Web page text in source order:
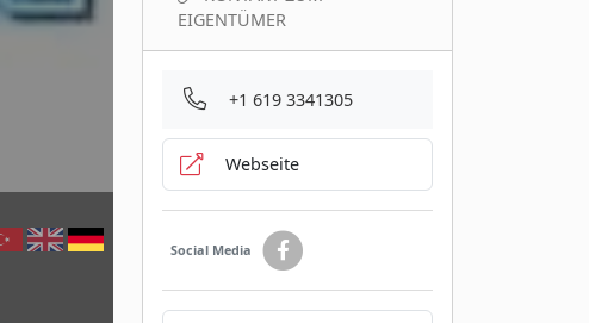
EIGENTÜMER
+1 619 3341305
Webseite
Social Media